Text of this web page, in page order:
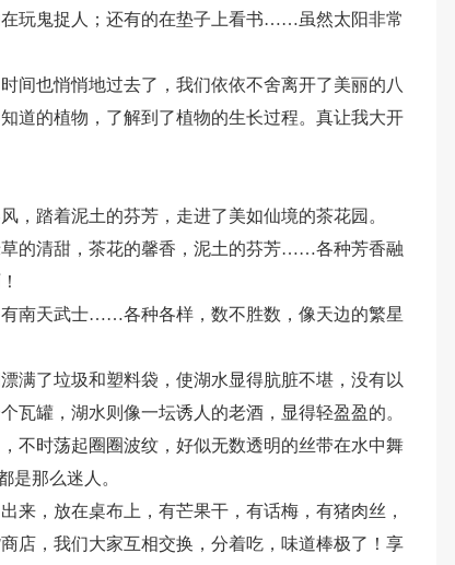
玩鬼捉人；还有的在垫子上看书……虽然太阳非常
间也悄悄地过去了，我们依依不舍离开了美丽的八
道的植物，了解到了植物的生长过程。真让我大开
，踏着泥土的芬芳，走进了美如仙境的茶花园。
的清甜，茶花的馨香，泥土的芬芳……各种芳香融
南天武士……各种各样，数不胜数，像天边的繁星
满了垃圾和塑料袋，使湖水显得肮脏不堪，没有以
瓦罐，湖水则像一坛诱人的老酒，显得轻盈盈的。
不时荡起圈圈波纹，好似无数透明的丝带在水中舞
是那么迷人。
来，放在桌布上，有芒果干，有话梅，有猪肉丝，
，我们大家互相交换，分着吃，味道棒极了！享